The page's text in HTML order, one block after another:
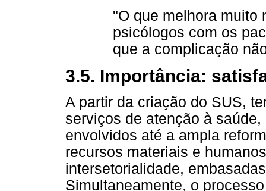
"O que melhora muito
psicólogos com os
que a complicação
3.5. Importância:
A partir da criação do SUS,
serviços de atenção à
envolvidos até a ampla
recursos materiais e
intersetorialidade,
Simultaneamente, o